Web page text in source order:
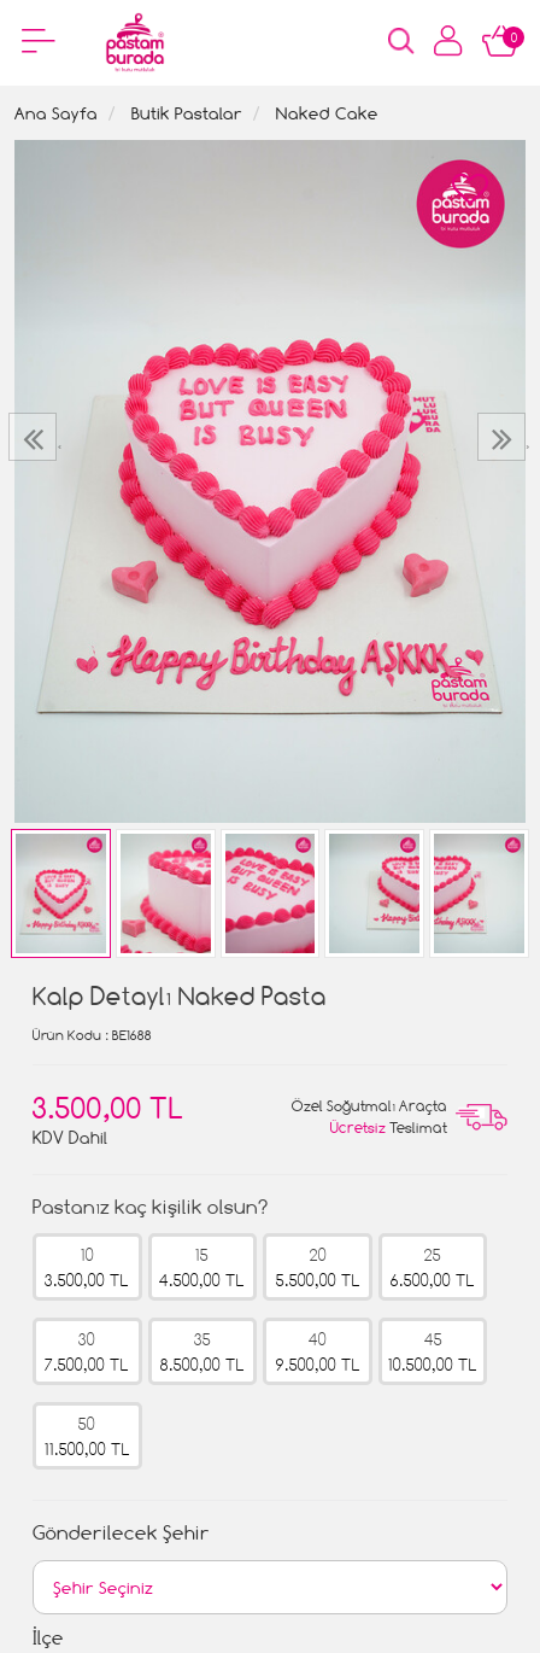
0
Ana Sayfa Butik Pastalar Naked Cake
‹ ›
Kalp Detaylı Naked Pasta
Ürün Kodu : BE1688
3.500,00 TL
KDV Dahil
Özel Soğutmalı Araçta
Ücretsiz Teslimat
Pastanız kaç kişilik olsun?
10
3.500,00 TL
15
4.500,00 TL
20
5.500,00 TL
25
6.500,00 TL
30
7.500,00 TL
35
8.500,00 TL
40
9.500,00 TL
45
10.500,00 TL
50
11.500,00 TL
Gönderilecek Şehir
İlçe